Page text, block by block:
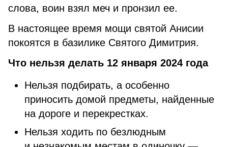
слова, воин взял меч и пронзил ее.
В настоящее время мощи святой Анисии
покоятся в базилике Святого Димитрия.
Что нельзя делать 12 января 2024 года
Нельзя подбирать, а особенно
приносить домой предметы, найденные
на дороге и перекрестках.
Нельзя ходить по безлюдным